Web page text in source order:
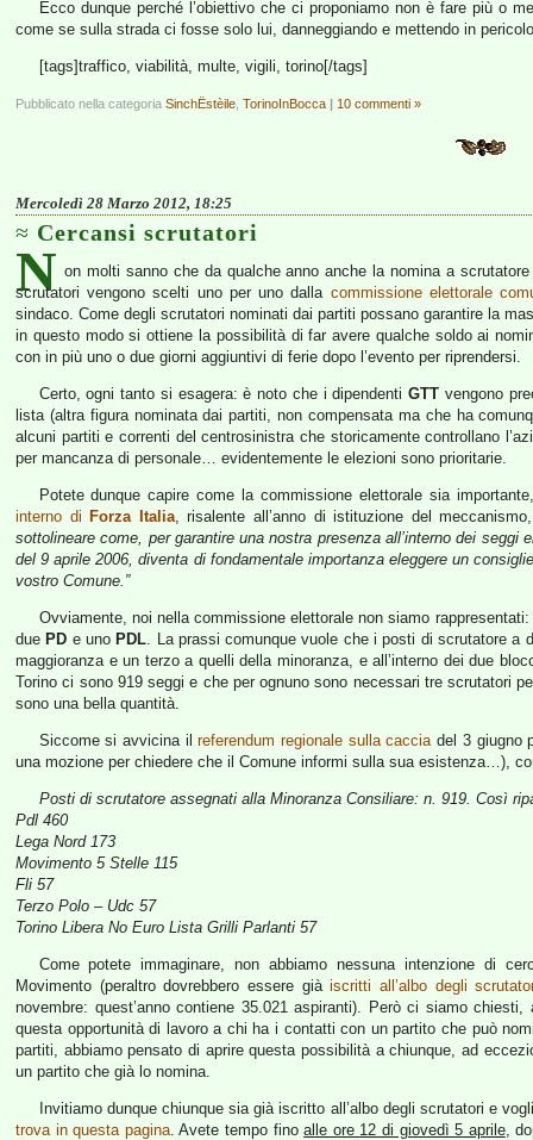
Ecco dunque perché l’obiettivo che ci proponiamo non è fare più o
come se sulla strada ci fosse solo lui, danneggiando e mettendo in
[tags]traffico, viabilità, multe, vigili, torino[/tags]
Pubblicato nella categoria SinchËstèile TorinoInBocca | 10 commenti »
Mercoledì 28 Marzo 2012, 18:25
Cercansi scrutatori
N on molti sanno che da qualche anno anche la nomina a
scrutatori vengono scelti uno per uno dalla commissione elettorale
sindaco. Come degli scrutatori nominati dai partiti possano garantire la
in questo modo si ottiene la possibilità di far avere qualche soldo ai
con in più uno o due giorni aggiuntivi di ferie dopo l’evento per riprendersi.
Certo, ogni tanto si esagera: è noto che i dipendenti GTT vengono
lista (altra figura nominata dai partiti, non compensata ma che ha
alcuni partiti e correnti del centrosinistra che storicamente controllano
per mancanza di personale… evidentemente le elezioni sono prioritarie.
Potete dunque capire come la commissione elettorale sia
interno di Forza Italia, risalente all’anno di istituzione del
sottolineare come, per garantire una nostra presenza all’interno dei
del 9 aprile 2006, diventa di fondamentale importanza eleggere un
vostro Comune.”
Ovviamente, noi nella commissione elettorale non siamo
due PD e uno PDL. La prassi comunque vuole che i posti di scrutatore a
maggioranza e un terzo a quelli della minoranza, e all’interno dei due
Torino ci sono 919 seggi e che per ognuno sono necessari tre scrutatori
sono una bella quantità.
Siccome si avvicina ilreferendum regionale sulla cacciadel 3 giugno
una mozione per chiedere che il Comune informi sulla sua esistenza…),
Posti di scrutatore assegnati alla Minoranza Consiliare: n. 919. Così
Pdl 460
Lega Nord 173
Movimento 5 Stelle 115
Fli 57
Terzo Polo – Udc 57
Torino Libera No Euro Lista Grilli Parlanti 57
Come potete immaginare, non abbiamo nessuna intenzione di
Movimento (peraltro dovrebbero essere giàiscritti all’albo degli
novembre: quest’anno contiene 35.021 aspiranti). Però ci siamo
questa opportunità di lavoro a chi ha i contatti con un partito che può
partiti, abbiamo pensato di aprire questa possibilità a chiunque, ad
un partito che già lo nomina.
Invitiamo dunque chiunque sia già iscritto all’albo degli scrutatori e
trova in questa pagina. Avete tempo finoalle ore 12 di giovedì 5 aprile,